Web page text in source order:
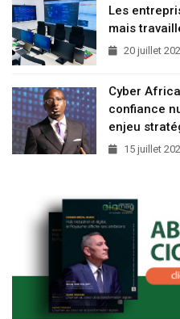
Les
mais
20 juillet
Cyber
confiance
enjeu
15 juillet